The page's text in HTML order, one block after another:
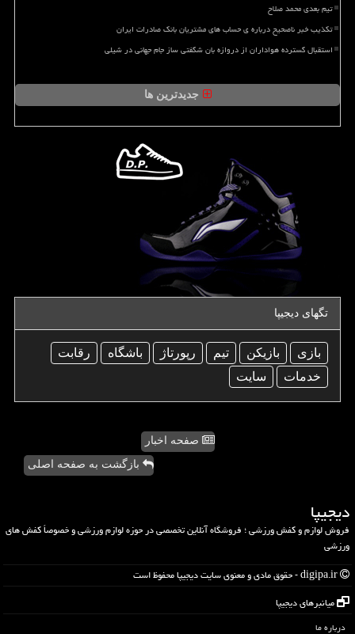
تیم بعدی محمد صلاح
تکذیب خبر ناصحیح درباره ی حساب های مشتریان بانک صادرات ایران
استقبال گسترده هواداران از دروازه بان شگفتی ساز جام جهانی در شیلی
جدیدترین ها
تگهای دیجیپا
بازی بازیكن تیم رپورتاژ باشگاه
رقابت
خدمات
سایت
صفحه اخبار
بازگشت به صفحه اصلی
دیجیپا
فروش لوازم و کفش ورزشی ؛ فروشگاه آنلاین تخصصی در حوزه لوازم ورزشی و خصوصاً کفش های
ورزشی
میانبرهای دیجیپا
درباره ما